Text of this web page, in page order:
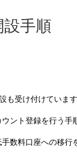
手順
も受け付けています
ント登録を行う手
数料口座への移行